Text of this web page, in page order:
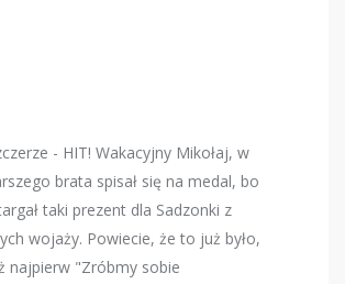
- HIT! Wakacyjny Mikołaj, w
brata spisał się na medal, bo
taki prezent dla Sadzonki z
wojaży. Powiecie, że to już było,
najpierw "Zróbmy sobie